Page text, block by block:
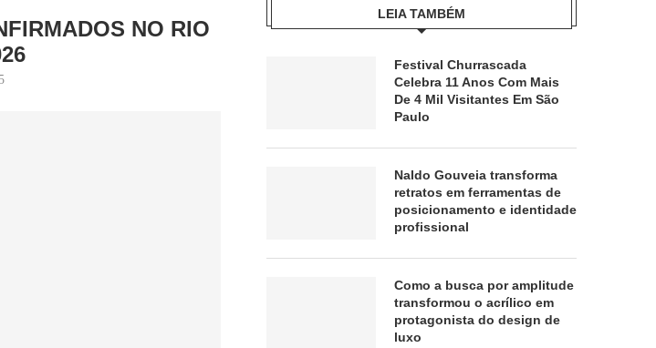
NO RIO
LEIA TAMBÉM
Festival Churrascada
Celebra 11 Anos Com Mais
De 4 Mil Visitantes Em São
Paulo
Naldo Gouveia transforma
retratos em ferramentas de
posicionamento e identidade
profissional
Como a busca por amplitude
transformou o acrílico em
protagonista do design de
luxo